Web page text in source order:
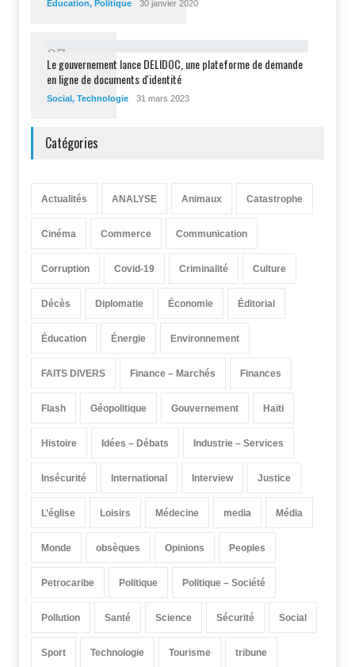
Éducation, Politique 30 janvier 2020
87
Le gouvernement lance DELIDOC, une plateforme de demande
en ligne de documents d'identité
Social , Technologie 31 mars 2023
Catégories
Actualités ANALYSE Animaux Catastrophe
Cinéma Commerce Communication
Corruption Covid-19 Criminalité Culture
Décès Diplomatie Économie Éditorial
Éducation Énergie Environnement
FAITS DIVERS Finance – Marchés Finances
Flash Géopolitique Gouvernement Haïti
Histoire Idées – Débats Industrie – Services
Insécurité International Interview Justice
L’église Loisirs Médecine media Média
Monde obsèques Opinions Peoples
Petrocaribe Politique Politique – Société
Pollution Santé Science Sécurité Social
Sport Technologie Tourisme tribune